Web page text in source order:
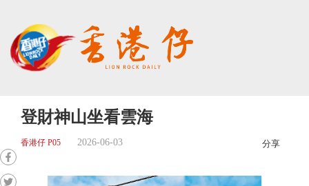
登財神山坐看雲海
香港仔 P05 2026-06-03 分享